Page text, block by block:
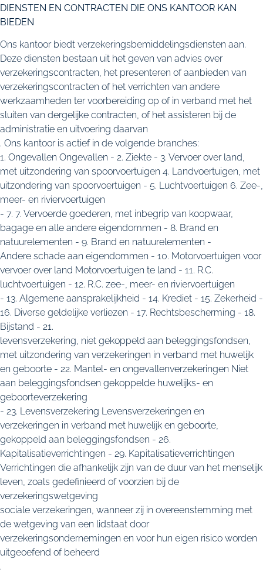
DIENSTEN EN CONTRACTEN DIE ONS KANTOOR KAN
BIEDEN
Ons kantoor biedt verzekeringsbemiddelingsdiensten aan.
Deze diensten bestaan uit het geven van advies over
verzekeringscontracten, het presenteren of aanbieden van
verzekeringscontracten of het verrichten van andere
werkzaamheden ter voorbereiding op of in verband met het
sluiten van dergelijke contracten, of het assisteren bij de
administratie en uitvoering daarvan
. Ons kantoor is actief in de volgende branches:
1. Ongevallen Ongevallen - 2. Ziekte - 3. Vervoer over land,
met uitzondering van spoorvoertuigen 4. Landvoertuigen, met
uitzondering van spoorvoertuigen - 5. Luchtvoertuigen 6. Zee-,
meer- en riviervoertuigen
- 7. 7. Vervoerde goederen, met inbegrip van koopwaar,
bagage en alle andere eigendommen - 8. Brand en
natuurelementen - 9. Brand en natuurelementen -
Andere schade aan eigendommen - 10. Motorvoertuigen voor
vervoer over land Motorvoertuigen te land - 11. R.C.
luchtvoertuigen - 12. R.C. zee-, meer- en riviervoertuigen
- 13. Algemene aansprakelijkheid - 14. Krediet - 15. Zekerheid -
16. Diverse geldelijke verliezen - 17. Rechtsbescherming - 18.
Bijstand - 21.
levensverzekering, niet gekoppeld aan beleggingsfondsen,
met uitzondering van verzekeringen in verband met huwelijk
en geboorte - 22. Mantel- en ongevallenverzekeringen Niet
aan beleggingsfondsen gekoppelde huwelijks- en
geboorteverzekering
- 23. Levensverzekering Levensverzekeringen en
verzekeringen in verband met huwelijk en geboorte,
gekoppeld aan beleggingsfondsen - 26.
Kapitalisatieverrichtingen - 29. Kapitalisatieverrichtingen
Verrichtingen die afhankelijk zijn van de duur van het menselijk
leven, zoals gedefinieerd of voorzien bij de
verzekeringswetgeving
sociale verzekeringen, wanneer zij in overeenstemming met
de wetgeving van een lidstaat door
verzekeringsondernemingen en voor hun eigen risico worden
uitgeoefend of beheerd
.